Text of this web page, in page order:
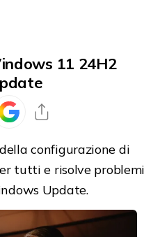
11 24H2
configurazione di
tutti e risolve problemi
Update.